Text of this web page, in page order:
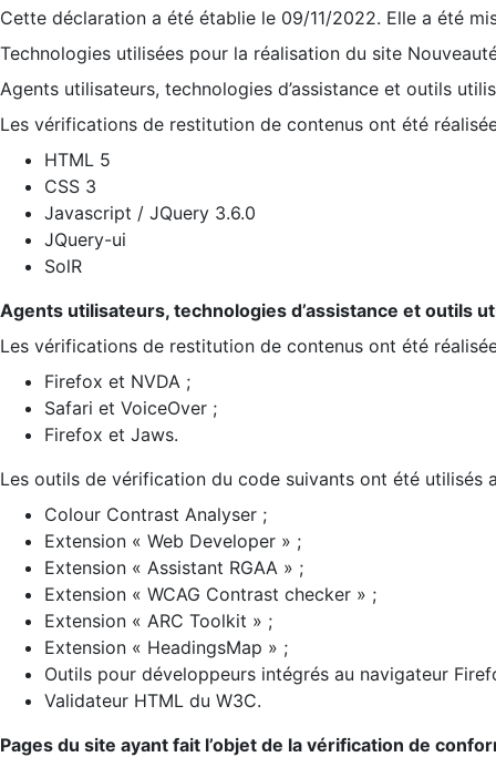
Cette déclaration a été établie le 09/11/2022. Elle a été
Technologies utilisées pour la réalisation du site
Agents utilisateurs, technologies d’assistance et outils
Les vérifications de restitution de contenus ont été
HTML 5
CSS 3
Javascript / JQuery 3.6.0
JQuery-ui
SolR
Agents utilisateurs, technologies d’assistance et outils
Les vérifications de restitution de contenus ont été
Firefox et NVDA ;
Safari et VoiceOver ;
Firefox et Jaws.
Les outils de vérification du code suivants ont été utilisés
Colour Contrast Analyser ;
Extension « Web Developer » ;
Extension « Assistant RGAA » ;
Extension « WCAG Contrast checker » ;
Extension « ARC Toolkit » ;
Extension « HeadingsMap » ;
Outils pour développeurs intégrés au navigateur
Validateur HTML du W3C.
Pages du site ayant fait l’objet de la vérification de